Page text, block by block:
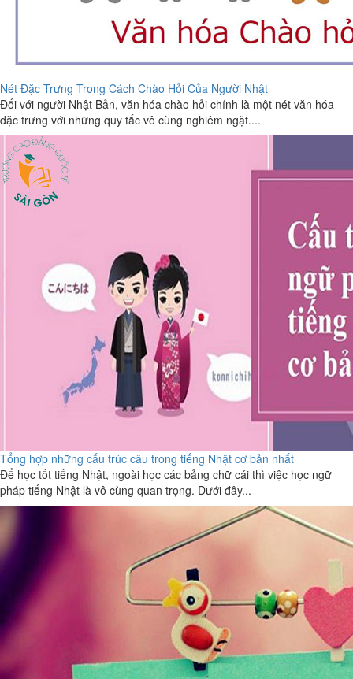
Nét Đặc Trưng Trong Cách Chào Hỏi Của Người Nhật
Đối với người Nhật Bản, văn hóa chào hỏi chính là một nét văn hóa
đặc trưng với những quy tắc vô cùng nghiêm ngặt....
Tổng hợp những cấu trúc câu trong tiếng Nhật cơ bản nhất
Để học tốt tiếng Nhật, ngoài học các bảng chữ cái thì việc học ngữ
pháp tiếng Nhật là vô cùng quan trọng. Dưới đây...